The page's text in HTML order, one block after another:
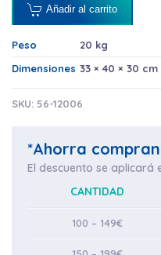
Añadir al carrito
Peso
20 kg
Dimensiones 33 × 40 × 30 cm
SKU: 56-12006
*Ahorra
El descuento se aplicará
CANTIDAD
100 – 149€